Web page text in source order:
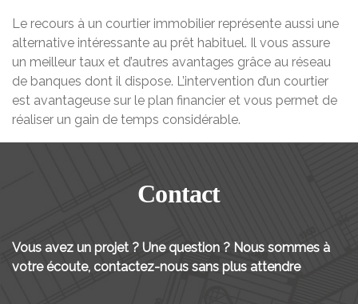
Le recours à un courtier immobilier représente aussi une
alternative intéressante au prêt habituel. Il vous assure
un meilleur taux et d’autres avantages grâce au réseau
de banques dont il dispose. L’intervention d’un courtier
est avantageuse sur le plan financier et vous permet de
réaliser un gain de temps considérable.
Contact
Vous avez un projet ? Une question ? Nous sommes à
votre écoute, contactez-nous sans plus attendre